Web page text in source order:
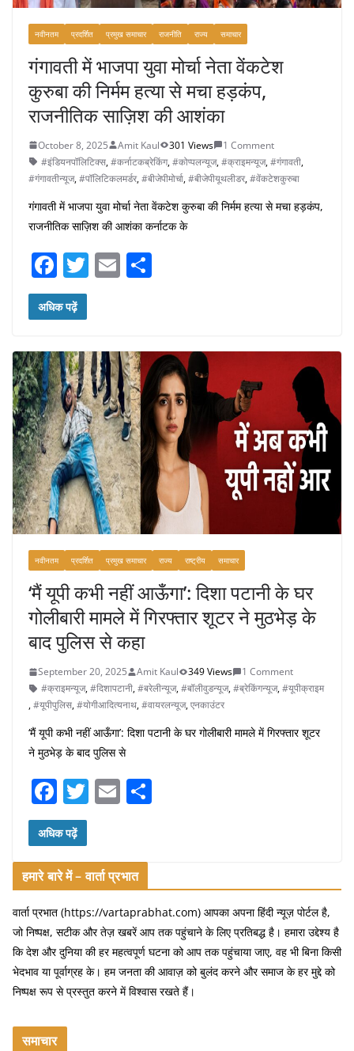
नवीनतम प्रदर्शित प्रमुख समाचार राजनीति राज्य समाचार
गंगावती में भाजपा युवा मोर्चा नेता वेंकटेश
कुरुबा की निर्मम हत्या से मचा हड़कंप,
राजनीतिक साज़िश की आशंका
October 8, 2025 Amit Kaul 301 Views
1 Comment
#इंडियनपॉलिटिक्स,#कर्नाटकब्रेकिंग,#कोप्पलन्यूज,#क्राइमन्यूज,#गंगावती,
#गंगावतीन्यूज,#पॉलिटिकलमर्डर,#बीजेपीमोर्चा,#बीजेपीयूथलीडर,#वेंकटेशकुरुबा
गंगावती में भाजपा युवा मोर्चा नेता वेंकटेश कुरुबा की निर्मम हत्या से मचा हड़कंप,
राजनीतिक साज़िश की आशंका कर्नाटक के
F
a
c
b
o
o
k
T E
अधिक पढ़ें
नवीनतम प्रदर्शित प्रमुख समाचार राज्य राष्ट्रीय समाचार
‘मैं यूपी कभी नहीं आऊँगा’: दिशा पटानी के घर
गोलीबारी मामले में गिरफ्तार शूटर ने मुठभेड़ के
बाद पुलिस से कहा
September 20, 2025 Amit Kaul 349 Views
1 Comment
#क्राइमन्यूज,#दिशापटानी,#बरेलीन्यूज,#बॉलीवुडन्यूज,#ब्रेकिंगन्यूज,#यूपीक्राइम
,#यूपीपुलिस,#योगीआदित्यनाथ,#वायरलन्यूज,एनकाउंटर
‘मैं यूपी कभी नहीं आऊँगा’: दिशा पटानी के घर गोलीबारी मामले में गिरफ्तार शूटर
ने मुठभेड़ के बाद पुलिस से
F
a
c
e
b
o
o
k
T
er
E
l
अधिक पढ़ें
हमारे बारे में – वार्ता प्रभात
वार्ता प्रभात (https://vartaprabhat.com) आपका अपना हिंदी न्यूज़ पोर्टल है,
जो निष्पक्ष, सटीक और तेज़ खबरें आप तक पहुंचाने के लिए प्रतिबद्ध है। हमारा उद्देश्य है
कि देश और दुनिया की हर महत्वपूर्ण घटना को आप तक पहुंचाया जाए, वह भी बिना किसी
भेदभाव या पूर्वाग्रह के। हम जनता की आवाज़ को बुलंद करने और समाज के हर मुद्दे को
निष्पक्ष रूप से प्रस्तुत करने में विश्वास रखते हैं।
समाचार